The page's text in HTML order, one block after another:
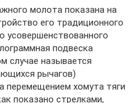
молота показана на
его традиционного
усовершенствованного
подвеска
случае называется
рычагов)
перемещением хомута тяги
показано стрелками,